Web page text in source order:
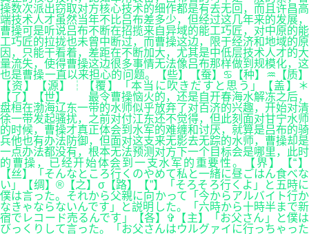
操数次派出窃取对方核心技术的细作都是有去无回，而且许昌高
端技术人才虽然当年不比吕布差多少，但经过这几年来的发展，
曹操可是听说吕布不断在招揽来自异域的能工巧匠，对中原的能
工巧匠的拉拢也未曾中断过，而曹操这边，限于经济和地域的原
因，只能干看着，差距在不断加大，尤其是中低层技术人才的大
量流失，使得曹操这边很多事情无法像吕布那样做到规模化，这
也是曹操一直以来担心的问题。【些】【蚕】♋【种】♒【质】
【资】【源】┆【覆】「本当に吹きだすと思う」【盖】＊
【了】【世】 最令曹操恼火的，还是自开春海水解冻之后，
盘桓在渤海辽东一带的水师似乎放弃了对百济的兴趣，开始对清
徐一带发起骚扰，之前对付江东还不觉得，但此刻面对甘宁水师
的时候，曹操才真正体会到水军的难缠和讨厌，就算是吕布的骑
兵他也有办法防御，但面对这支来无影去无踪的水师，曹操却是
一点办法都没有，根本无法预测对方下一个目标会是哪里，此时
的曹操，已经开始体会到一支水军的重要性。【界】【“】
【丝】「そんなところ行くのやめて私と一緒に昼ごはん食べな
い」【绸】®【之】σ【路】【”】「そろそろ行くよ」と五時に
僕は言った。それから父親に向かって「今からアルバイト行か
なきゃならないんです」と説明した。「六時から十時半まで新
宿でレコード売るんです」【各】✞【主】「お父さん」と僕は
びっくりして言った。「お父さんはウルグァイに行っちゃった